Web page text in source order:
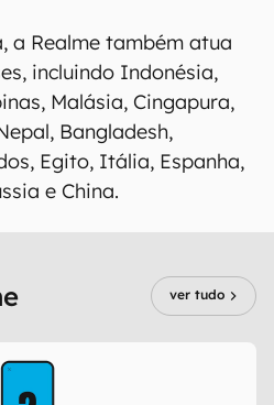
a Realme também atua
incluindo Indonésia,
Malásia, Cingapura,
Bangladesh,
Egito, Itália, Espanha,
e China.
ver tudo